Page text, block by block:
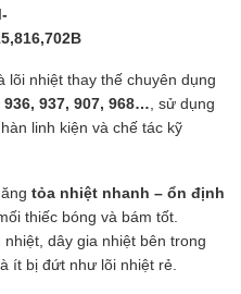
lõi nhiệt thay thế chuyên dụng
936, 937, 907, 968… , sử dụng
linh kiện và chế tác kỹ
tỏa nhiệt nhanh – ổn định
thiếc bóng và bám tốt.
dây gia nhiệt bên trong
ít bị đứt như lõi nhiệt rẻ.